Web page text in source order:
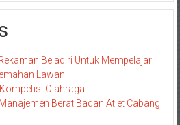
Beladiri Untuk Mempelajari
Lawan
Olahraga
Berat Badan Atlet Cabang